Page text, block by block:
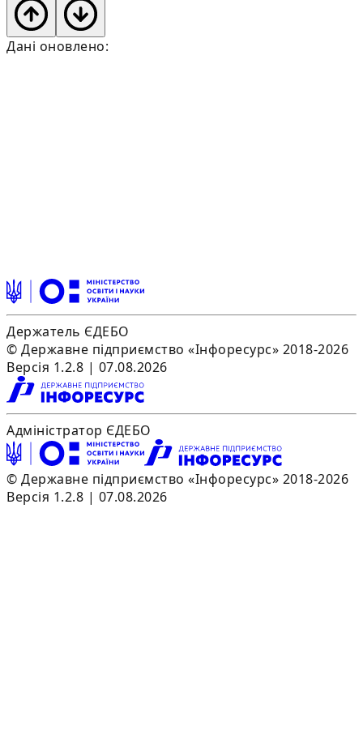
Дані оновлено:
Держатель ЄДЕБО
© Державне підприємство «Інфоресурс» 2018-2026
Версія 1.2.8 | 07.08.2026
Адміністратор ЄДЕБО
© Державне підприємство «Інфоресурс» 2018-2026
Версія 1.2.8 | 07.08.2026